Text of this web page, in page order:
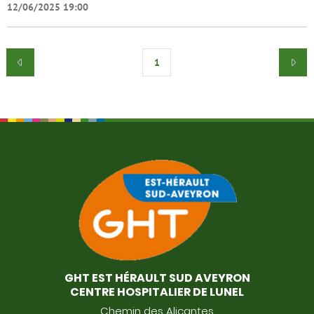
12/06/2025 19:00
1
GHT EST HÉRAULT SUD AVEYRON
CENTRE HOSPITALIER DE LUNEL
Chemin des Alicantes